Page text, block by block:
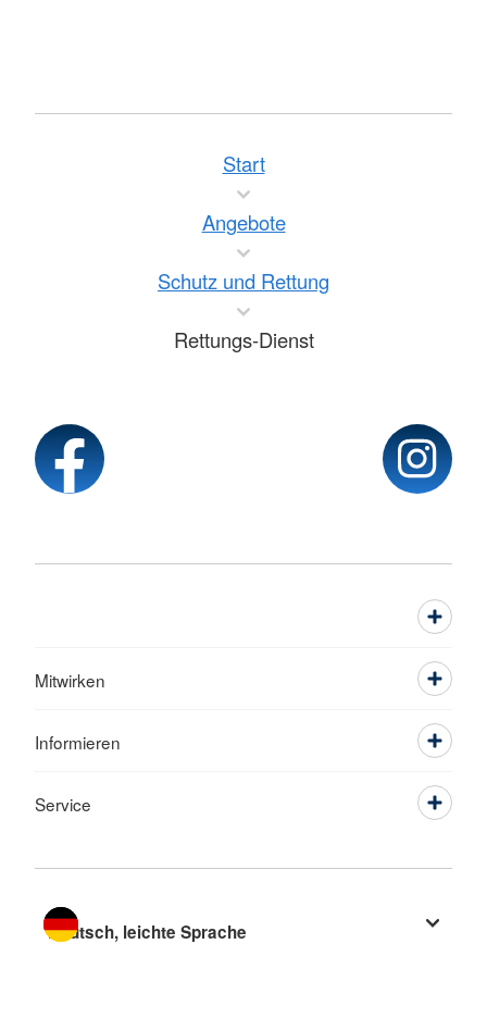
Start
Angebote
Schutz und Rettung
Rettungs-Dienst
Mitwirken
Informieren
Service
Sprache wechseln zu